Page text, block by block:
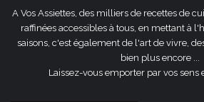
A Vos Assiettes, des milliers de recettes de
raffinées accessibles à tous, en mettant à
saisons, c'est également de l'art de vivre,
bien plus encore ...
Laissez-vous emporter par vos sens